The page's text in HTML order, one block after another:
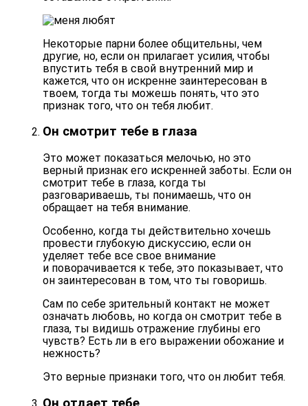
Некоторые парни более общительны, чем
другие, но, если он прилагает усилия, чтобы
впустить тебя в свой внутренний мир и
кажется, что он искренне заинтересован в
твоем, тогда ты можешь понять, что это
признак того, что он тебя любит.
Он смотрит тебе в глаза
Это может показаться мелочью, но это
верный признак его искренней заботы. Если он
смотрит тебе в глаза, когда ты
разговариваешь, ты понимаешь, что он
обращает на тебя внимание.
Особенно, когда ты действительно хочешь
провести глубокую дискуссию, если он
уделяет тебе все свое внимание
и поворачивается к тебе, это показывает, что
он заинтересован в том, что ты говоришь.
Сам по себезрительный контакт не может
означать любовь, но когда он смотрит тебе в
глаза, ты видишь отражение глубины его
чувств? Есть ли в его выражении обожание и
нежность?
Это верные признаки того, что он любит тебя.